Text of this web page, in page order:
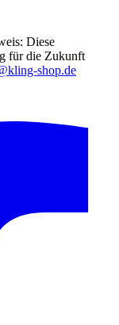
Diese
für die Zukunft
shop.de